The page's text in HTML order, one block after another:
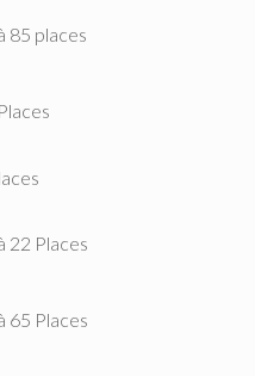
85 places
22 Places
65 Places